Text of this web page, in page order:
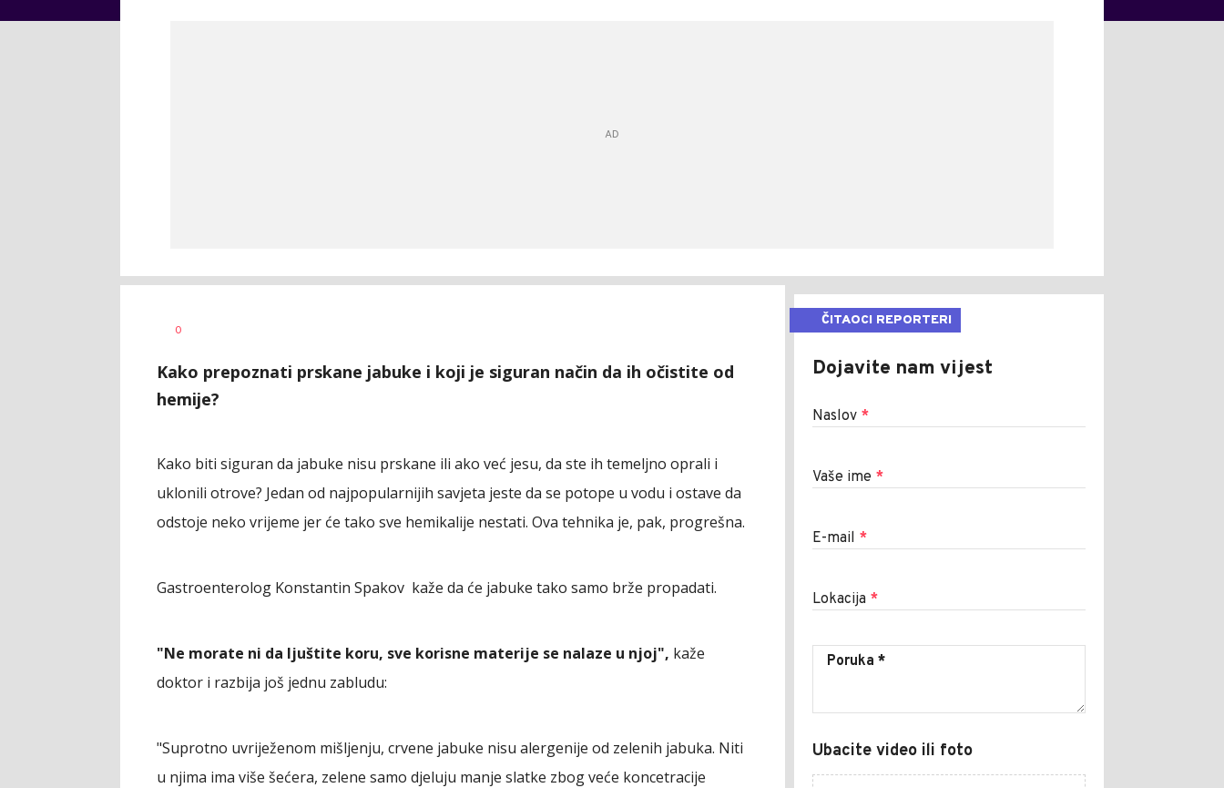
AUTOR
0
Kako prepoznati prskane jabuke i koji je siguran način da ih očistite od
hemije?
Kako biti siguran da jabuke nisu prskane ili ako već jesu, da ste ih temeljno oprali i
uklonili otrove? Jedan od najpopularnijih savjeta jeste da se potope u vodu i ostave da
odstoje neko vrijeme jer će tako sve hemikalije nestati. Ova tehnika je, pak, progrešna.
Gastroenterolog Konstantin Spakov kaže da će jabuke tako samo brže propadati.
"Ne morate ni da ljuštite koru, sve korisne materije se nalaze u njoj", kaže
doktor i razbija još jednu zabludu:
"Suprotno uvriježenom mišljenju, crvene jabuke nisu alergenije od zelenih jabuka. Niti
u njima ima više šećera, zelene samo djeluju manje slatke zbog veće koncetracije
ČITAOCI REPORTERI
Dojavite nam vijest
Naslov *
Vaše ime *
E-mail *
Lokacija *
Ubacite video ili foto